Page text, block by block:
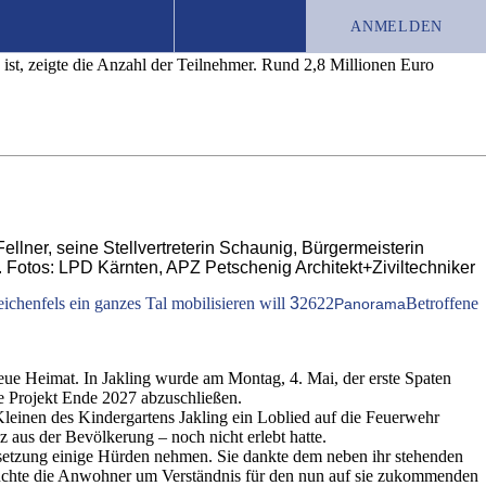
ANMELDEN
zeigte die Anzahl der Teilnehmer. Rund 2,8 Millionen Euro
seine Stellvertreterin Schaunig, Bürgermeisterin
LPD Kärnten, APZ Petschenig Architekt+Ziviltechniker
ein ganzes Tal mobilisieren will 32622PanoramaBetroffene
Heimat. In Jakling wurde am Montag, 4. Mai, der erste Spaten
Ende 2027 abzuschließen.
des Kindergartens Jakling ein Loblied auf die Feuerwehr
aus der Bevölkerung – noch nicht erlebt hatte.
einige Hürden nehmen. Sie dankte dem neben ihr stehenden
die Anwohner um Verständnis für den nun auf sie zukommenden